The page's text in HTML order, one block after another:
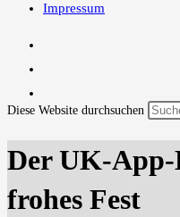
Impressum
Diese Website durchsuchen
Der UK-App-
frohes Fest